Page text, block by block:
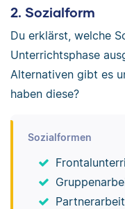
2. Sozialform
Du erklärst, welche
Unterrichtsphase
Alternativen gibt es
haben diese?
Sozialformen
Partnerarbeit